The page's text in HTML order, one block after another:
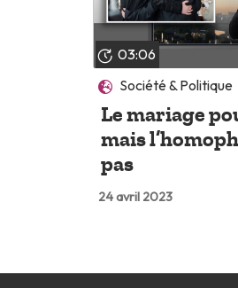
03:06
Société & Politique
Le mariage
mais
pas
24 avril 2023